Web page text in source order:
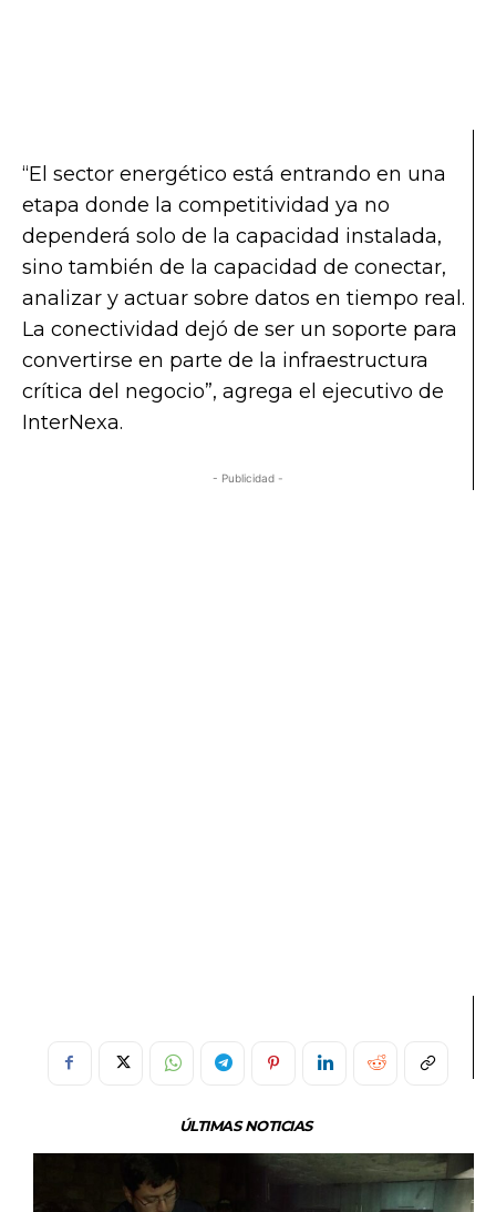
“El sector energético está entrando en una
etapa donde la competitividad ya no
dependerá solo de la capacidad instalada,
sino también de la capacidad de conectar,
analizar y actuar sobre datos en tiempo real.
La conectividad dejó de ser un soporte para
convertirse en parte de la infraestructura
crítica del negocio”, agrega el ejecutivo de
InterNexa.
- Publicidad -
ÚLTIMAS NOTICIAS